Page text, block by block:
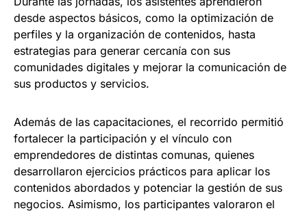
desde aspectos básicos, como la optimización de
perfiles y la organización de contenidos, hasta
estrategias para generar cercanía con sus
comunidades digitales y mejorar la comunicación de
sus productos y servicios.
Además de las capacitaciones, el recorrido permitió
fortalecer la participación y el vínculo con
emprendedores de distintas comunas, quienes
desarrollaron ejercicios prácticos para aplicar los
contenidos abordados y potenciar la gestión de sus
negocios. Asimismo, los participantes valoraron el